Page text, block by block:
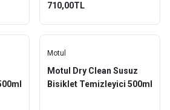
710,00TL
Motul
Motul Dry Clean Susuz
Bisiklet Temizleyici 500ml